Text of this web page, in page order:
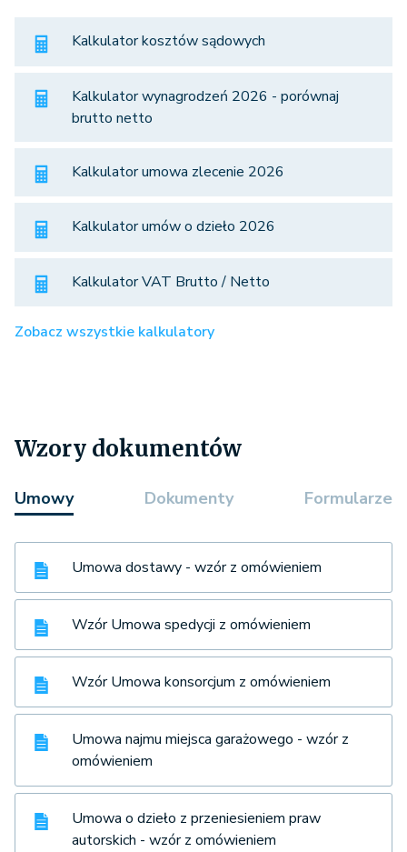
Kalkulator kosztów sądowych
Kalkulator wynagrodzeń 2026 - porównaj
brutto netto
Kalkulator umowa zlecenie 2026
Kalkulator umów o dzieło 2026
Kalkulator VAT Brutto / Netto
Zobacz wszystkie kalkulatory
Wzory dokumentów
Umowy Dokumenty Formularze
Umowa dostawy - wzór z omówieniem
Wzór Umowa spedycji z omówieniem
Wzór Umowa konsorcjum z omówieniem
Umowa najmu miejsca garażowego - wzór z
omówieniem
Umowa o dzieło z przeniesieniem praw
autorskich - wzór z omówieniem